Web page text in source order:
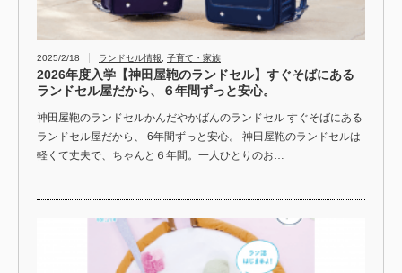
2025/2/18 ランドセル情報, 子育て・家族
2026年度入学【神田屋鞄のランドセル】すぐそばにある
ランドセル屋だから、６年間ずっと安心。
神田屋鞄のランドセルかんだやかばんのランドセル すぐそばにある
ランドセル屋だから、 6年間ずっと安心。 神田屋鞄のランドセルは
軽くて丈夫で、ちゃんと６年間。一人ひとりのお…